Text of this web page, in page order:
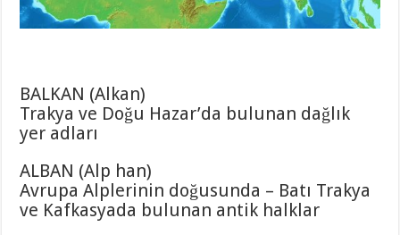
BALKAN (Alkan)
Trakya ve Doğu Hazar’da bulunan dağlık
yer adları
ALBAN (Alp han)
Avrupa Alplerinin doğusunda – Batı Trakya
ve Kafkasyada bulunan antik halklar